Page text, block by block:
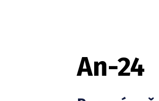
An-24